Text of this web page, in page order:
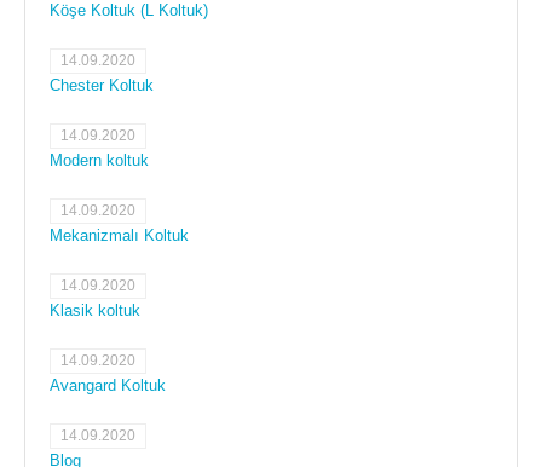
Köşe Koltuk (L Koltuk)
14.09.2020
Chester Koltuk
14.09.2020
Modern koltuk
14.09.2020
Mekanizmalı Koltuk
14.09.2020
Klasik koltuk
14.09.2020
Avangard Koltuk
14.09.2020
Blog